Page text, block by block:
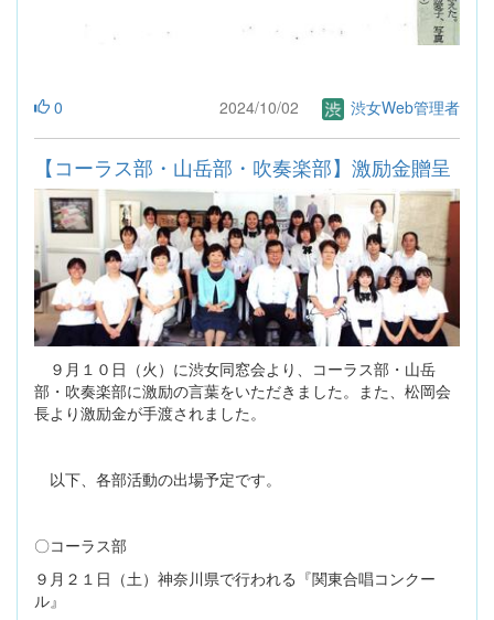
0 2024/10/02 渋女Web管理者
【コーラス部・山岳部・吹奏楽部】激励金贈呈
９月１０日（火）に渋女同窓会より、コーラス部・山岳
部・吹奏楽部に激励の言葉をいただきました。また、松岡会
長より激励金が手渡されました。
以下、各部活動の出場予定です。
〇コーラス部
９月２１日（土）神奈川県で行われる『関東合唱コンクー
ル』